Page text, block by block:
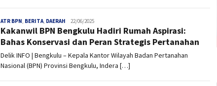
ATR BPN, BERITA, DAERAH admin
22/06/2025
Kakanwil BPN Bengkulu Hadiri Rumah Aspirasi:
Bahas Konservasi dan Peran Strategis Pertanahan
Delik INFO | Bengkulu – Kepala Kantor Wilayah Badan Pertanahan
Nasional (BPN) Provinsi Bengkulu, Indera […]